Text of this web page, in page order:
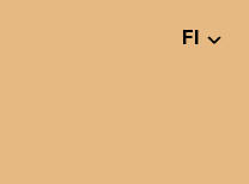
FI